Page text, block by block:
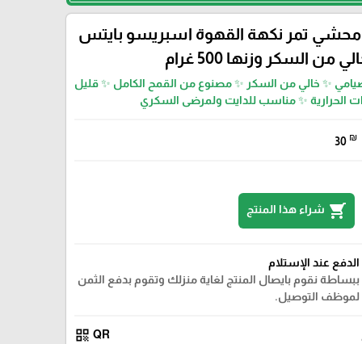
تمر نكهة القهوة اسبريسو بايتس
من السكر وزنها 500 غرام
✨ خالي من السكر ✨ مصنوع من القمح الكامل ✨ قليل
الحرارية ✨ مناسب للدايت ولمرضى السكري
30 ₪
shopping_cart شراء هذا المنتج
الدفع عند الإستلام
ببساطة نقوم بايصال المنتج لغاية منزلك وتقوم بدفع الثمن
لموظف التوصيل.
QR
qr_code